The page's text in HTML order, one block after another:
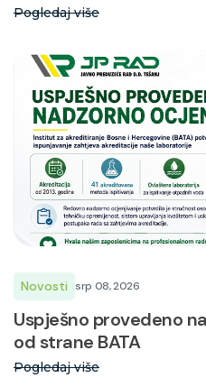
Pogledaj više
Novosti srp 08, 2026
Uspješno provedeno
od strane BATA
Pogledaj više